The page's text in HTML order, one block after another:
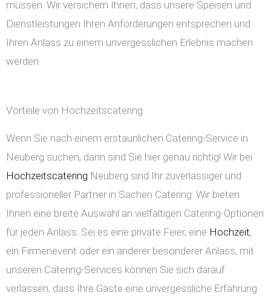
müssen. Wir versichern Ihnen, dass unsere Speisen und
Dienstleistungen Ihren Anforderungen entsprechen und
Ihren Anlass zu einem unvergesslichen Erlebnis machen
werden.
Vorteile von Hochzeitscatering
Wenn Sie nach einem erstaunlichen Catering-Service in
Neuberg suchen, dann sind Sie hier genau richtig! Wir bei
Hochzeitscatering Neuberg sind Ihr zuverlässiger und
professioneller Partner in Sachen Catering. Wir bieten
Ihnen eine breite Auswahl an vielfältigen Catering-Optionen
für jeden Anlass. Sei es eine private Feier, eine Hochzeit,
ein Firmenevent oder ein anderer besonderer Anlass, mit
unseren Catering-Services können Sie sich darauf
verlassen, dass Ihre Gäste eine unvergessliche Erfahrung